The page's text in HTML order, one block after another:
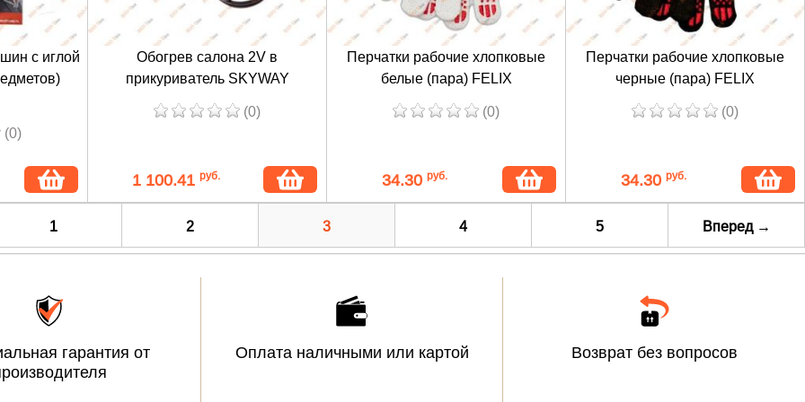
с иглой
(0)
Обогрев салона 2V в
прикуриватель SKYWAY
(0)
1 100.41 руб.
Перчатки рабочие хлопковые
белые (пара) FELIX
(0)
34.30 руб.
Перчатки рабочие хлопковые
черные (пара) FELIX
(0)
34.30 руб.
1 2 3 4 5 Вперед →
гарантия от
Оплата наличными или картой Возврат без вопросов